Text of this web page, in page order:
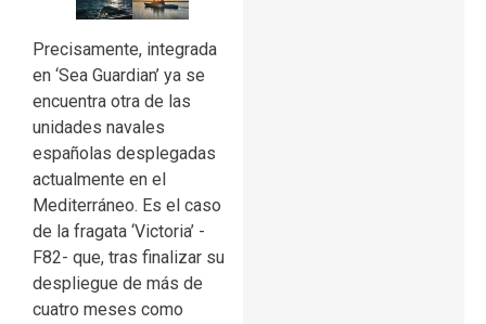
Precisamente, integrada
en ‘Sea Guardian’ ya se
encuentra otra de las
unidades navales
españolas desplegadas
actualmente en el
Mediterráneo. Es el caso
de la fragata ‘Victoria’ -
F82- que, tras finalizar su
despliegue de más de
cuatro meses como